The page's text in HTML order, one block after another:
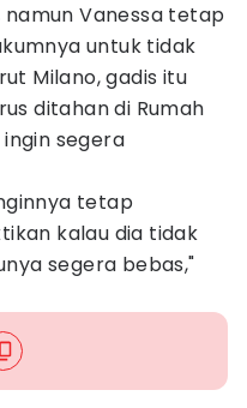
Vanessa tetap
untuk tidak
Milano, gadis itu
ditahan di Rumah
ingin segera
tetap
kalau dia tidak
segera bebas,"